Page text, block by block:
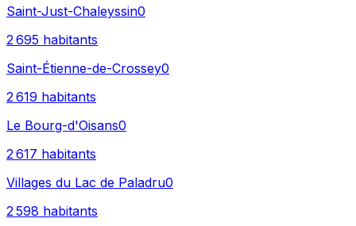
Saint-Just-Chaleyssin0
2 695 habitants
Saint-Étienne-de-Crossey0
2 619 habitants
Le Bourg-d'Oisans0
2 617 habitants
Villages du Lac de Paladru0
2 598 habitants